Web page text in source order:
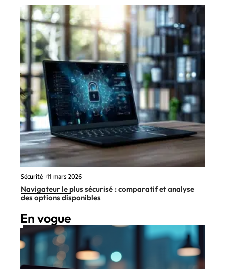
Sécurité 11 mars 2026
Navigateur le plus sécurisé : comparatif et analyse
des options disponibles
En vogue